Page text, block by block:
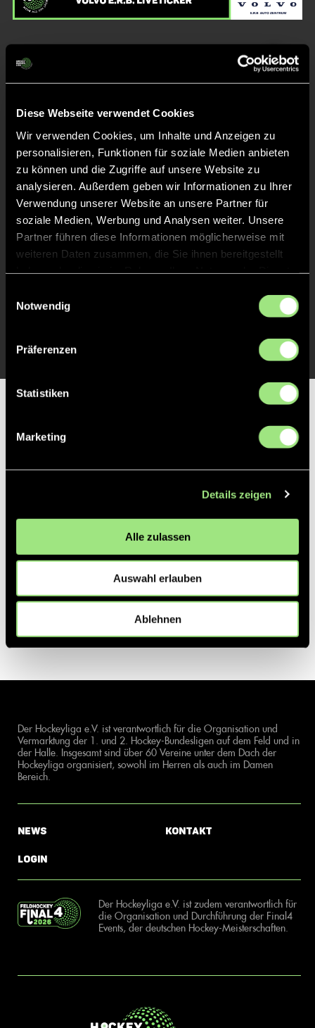
Diese Webseite verwendet Cookies
Wir verwenden Cookies, um Inhalte und Anzeigen zu
personalisieren, Funktionen für soziale Medien anbieten
zu können und die Zugriffe auf unsere Website zu
analysieren. Außerdem geben wir Informationen zu Ihrer
Verwendung unserer Website an unsere Partner für
soziale Medien, Werbung und Analysen weiter. Unsere
Partner führen diese Informationen möglicherweise mit
weiteren Daten zusammen, die Sie ihnen bereitgestellt
Notwendig
Präferenzen
Statistiken
Marketing
Details zeigen
Alle zulassen
Auswahl erlauben
Ablehnen
Liveticker
Der Hockeyliga e.V. ist verantwortlich für die Organisation und
Vermarktung der 1. und 2. Hockey-Bundesligen auf dem Feld und in
der Halle. Insgesamt sind über 60 Vereine unter dem Dach der
Hockeyliga organisiert, sowohl im Herren als auch im Damen
Bereich.
News
Login
Kontakt
Der Hockeyliga e.V. ist zudem verantwortlich für
die Organisation und Durchführung der Final4
Events, der deutschen Hockey-Meisterschaften.